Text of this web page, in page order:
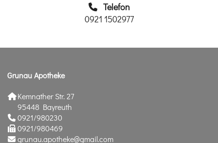
Telefon
0921 1502977
Grunau Apotheke
Kemnather Str. 27
95448 Bayreuth
0921/980230
0921/980469
grunau.apotheke@gmail.com